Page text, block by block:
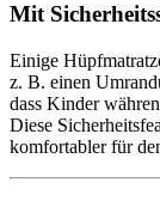
Mit
Einige
z. B. einen
dass Kinder
Diese
komfortabler für